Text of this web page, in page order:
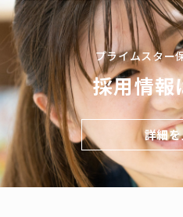
プライムスター
採用情報
詳細